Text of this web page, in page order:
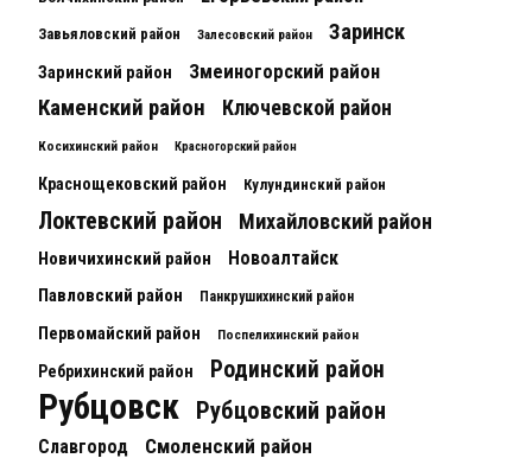
Завьяловский район Залесовский район Заринск
Заринский район Змеиногорский район
Каменский район Ключевской район
Косихинский район Красногорский район
Краснощековский район Кулундинский район
Локтевский район Михайловский район
Новичихинский район Новоалтайск
Павловский район Панкрушихинский район
Первомайский район Поспелихинский район
Ребрихинский район Родинский район
Рубцовск Рубцовский район
Славгород Смоленский район